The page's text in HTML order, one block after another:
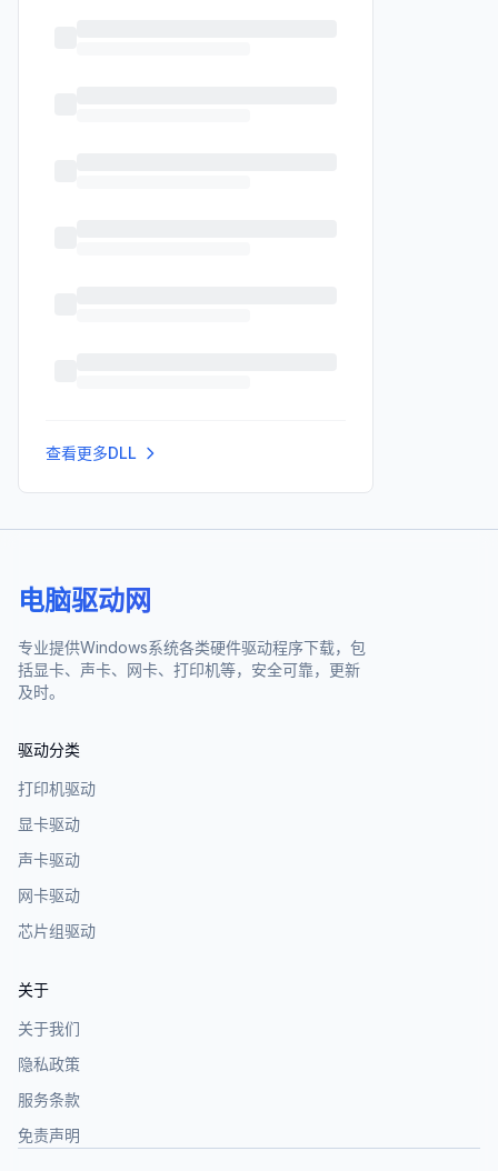
查看更多DLL
电脑驱动网
专业提供Windows系统各类硬件驱动程序下载，包
括显卡、声卡、网卡、打印机等，安全可靠，更新
及时。
驱动分类
打印机驱动
显卡驱动
声卡驱动
网卡驱动
芯片组驱动
关于
关于我们
隐私政策
服务条款
免责声明